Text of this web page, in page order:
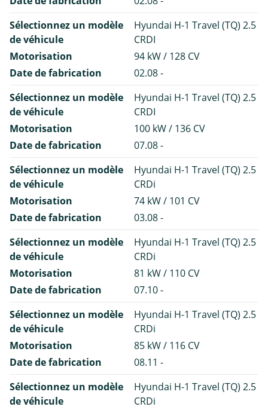
Sélectionnez un modèle
de véhicule
Hyundai H-1 Travel (TQ) 2.5
CRDI
Motorisation
94 kW / 128 CV
Date de fabrication
02.08 -
Sélectionnez un modèle
de véhicule
Hyundai H-1 Travel (TQ) 2.5
CRDI
Motorisation
100 kW / 136 CV
Date de fabrication
07.08 -
Sélectionnez un modèle
de véhicule
Hyundai H-1 Travel (TQ) 2.5
CRDi
Motorisation
74 kW / 101 CV
Date de fabrication
03.08 -
Sélectionnez un modèle
de véhicule
Hyundai H-1 Travel (TQ) 2.5
CRDi
Motorisation
81 kW / 110 CV
Date de fabrication
07.10 -
Sélectionnez un modèle
de véhicule
Hyundai H-1 Travel (TQ) 2.5
CRDi
Motorisation
85 kW / 116 CV
Date de fabrication
08.11 -
Sélectionnez un modèle
de véhicule
Hyundai H-1 Travel (TQ) 2.5
CRDi